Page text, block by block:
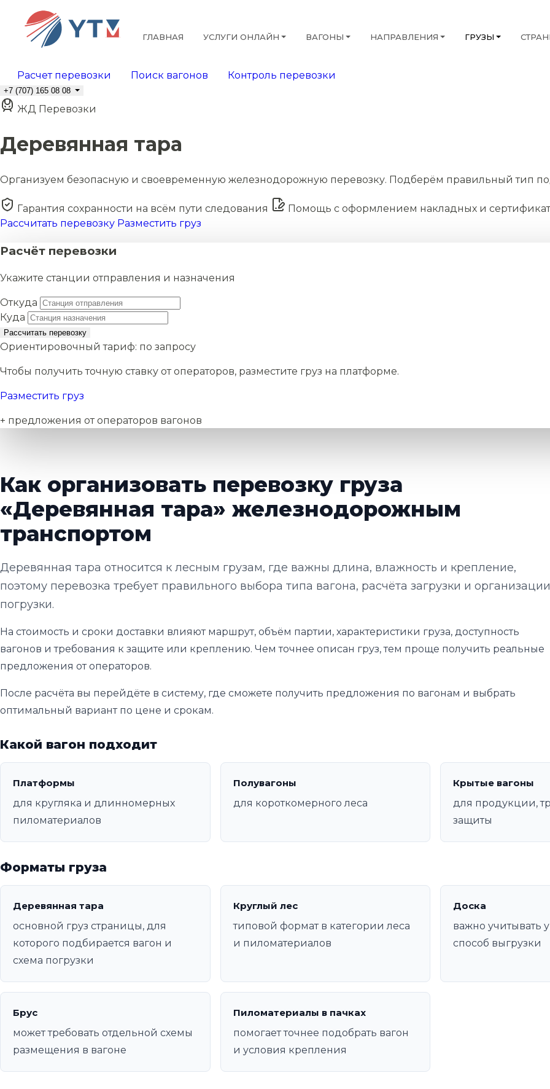
ГЛАВНАЯ УСЛУГИ ОНЛАЙН ВАГОНЫ НАПРАВЛЕНИЯ ГРУЗЫ
Расчет перевозки Поиск вагонов Контроль перевозки
+7 (707) 165 08 08
ЖД Перевозки
Деревянная тара
Организуем безопасную и своевременную железнодорожную перевозку. Подберём правильный тип
Гарантия сохранности на всём пути следования Помощь с оформлением накладных и
Рассчитать перевозку Разместить груз
Расчёт перевозки
Укажите станции отправления и назначения
Откуда
Куда
Рассчитать перевозку
Ориентировочный тариф: по запросу
Чтобы получить точную ставку от операторов, разместите груз на платформе.
Разместить груз
+ предложения от операторов вагонов
Как организовать перевозку груза
«Деревянная тара» железнодорожным
транспортом
Деревянная тара относится к лесным грузам, где важны длина, влажность и крепление,
поэтому перевозка требует правильного выбора типа вагона, расчёта загрузки и организации
погрузки.
На стоимость и сроки доставки влияют маршрут, объём партии, характеристики груза, доступность
вагонов и требования к защите или креплению. Чем точнее описан груз, тем проще получить реальные
предложения от операторов.
После расчёта вы перейдёте в систему, где сможете получить предложения по вагонам и выбрать
оптимальный вариант по цене и срокам.
Какой вагон подходит
Платформы
для кругляка и длинномерных
пиломатериалов
Полувагоны
для короткомерного леса
Крытые вагоны
для продукции,
защиты
Форматы груза
Деревянная тара
основной груз страницы, для
которого подбирается вагон и
схема погрузки
Круглый лес
типовой формат в категории леса
и пиломатериалов
Доска
важно учитывать
способ выгрузки
Брус
может требовать отдельной схемы
размещения в вагоне
Пиломатериалы в пачках
помогает точнее подобрать вагон
и условия крепления